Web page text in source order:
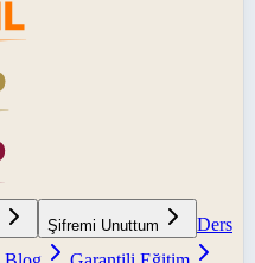
Şifremi Unuttum
Ders